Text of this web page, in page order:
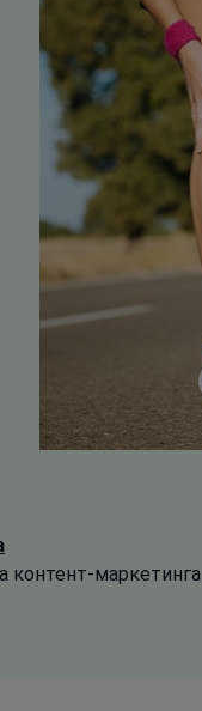
контент-маркетинга